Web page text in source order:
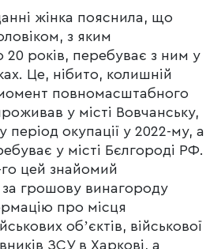
жінка пояснила, що
з яким
20 років, перебуває з ним у
Це, нібито, колишній
повномасштабного
у місті Вовчанську,
період окупації у 2022-му, а
у місті Бєлгороді РФ.
цей знайомий
за грошову винагороду
про місця
обʼєктів, військової
ЗСУ в Харкові, а